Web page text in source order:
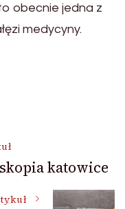
obecnie jedna z
medycyny.
katowice